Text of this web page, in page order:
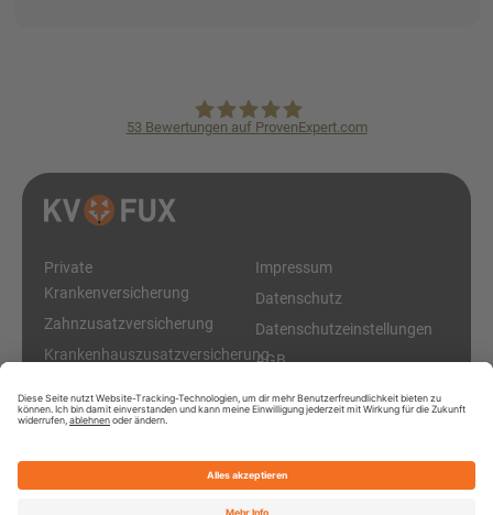
KVpro.de GmbH
53 Bewertungen auf ProvenExpert.com
Private
Krankenversicherung
Zahnzusatzversicherung
Krankenhauszusatzversicherung
Impressum
Datenschutz
Datenschutzeinstellungen
AGB
Diese Online-Plattform ist ein Service der KVpro.de GmbH